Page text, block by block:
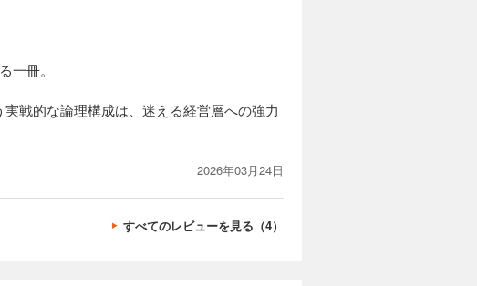
冊。
戦的な論理構成は、迷える経営層への強力
2026年03月24日
すべてのレビューを見る（4）